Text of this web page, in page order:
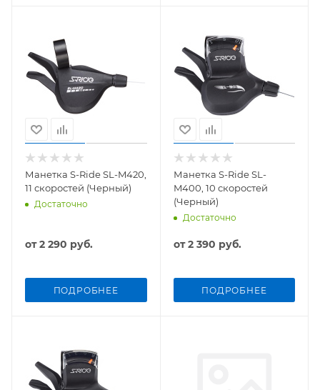
Манетка S-Ride SL-M420,
11 скоростей (Черный)
Достаточно
от2 290 руб.
ПОДРОБНЕЕ
Манетка S-Ride SL-
M400, 10 скоростей
(Черный)
Достаточно
от2 390 руб.
ПОДРОБНЕЕ